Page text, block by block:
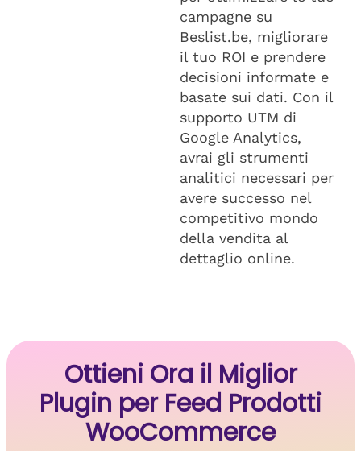
campagne su
Beslist.be, migliorare
il tuo ROI e prendere
decisioni informate e
basate sui dati. Con il
supporto UTM di
Google Analytics,
avrai gli strumenti
analitici necessari per
avere successo nel
competitivo mondo
della vendita al
dettaglio online.
Ottieni Ora il Miglior
Plugin per Feed Prodotti
WooCommerce